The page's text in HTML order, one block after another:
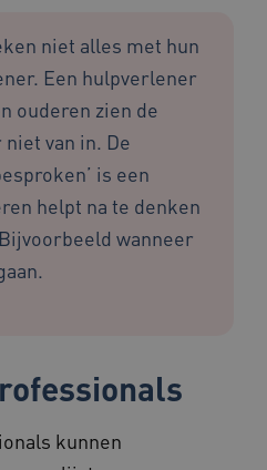
niet alles met hun
Een hulpverlener
ouderen zien de
van in. De
is een
helpt na te denken
wanneer
kunnen